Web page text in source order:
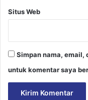
Situs Web
Simpan nama, email,
untuk komentar saya